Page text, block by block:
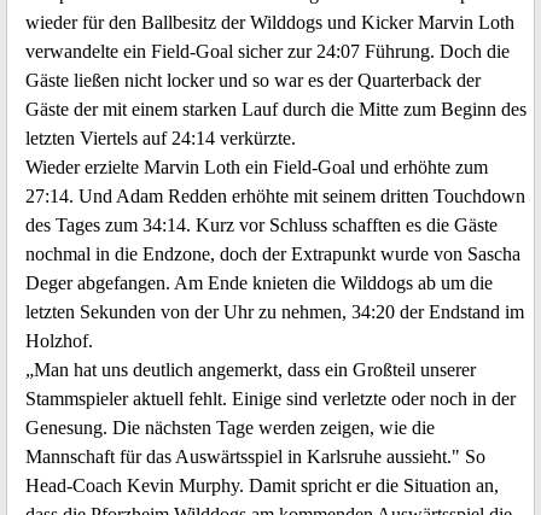
wieder für den Ballbesitz der Wilddogs und Kicker Marvin Loth
verwandelte ein Field-Goal sicher zur 24:07 Führung. Doch die
Gäste ließen nicht locker und so war es der Quarterback der
Gäste der mit einem starken Lauf durch die Mitte zum Beginn des
letzten Viertels auf 24:14 verkürzte.
Wieder erzielte Marvin Loth ein Field-Goal und erhöhte zum
27:14. Und Adam Redden erhöhte mit seinem dritten Touchdown
des Tages zum 34:14. Kurz vor Schluss schafften es die Gäste
nochmal in die Endzone, doch der Extrapunkt wurde von Sascha
Deger abgefangen. Am Ende knieten die Wilddogs ab um die
letzten Sekunden von der Uhr zu nehmen, 34:20 der Endstand im
Holzhof.
„Man hat uns deutlich angemerkt, dass ein Großteil unserer
Stammspieler aktuell fehlt. Einige sind verletzte oder noch in der
Genesung. Die nächsten Tage werden zeigen, wie die
Mannschaft für das Auswärtsspiel in Karlsruhe aussieht." So
Head-Coach Kevin Murphy. Damit spricht er die Situation an,